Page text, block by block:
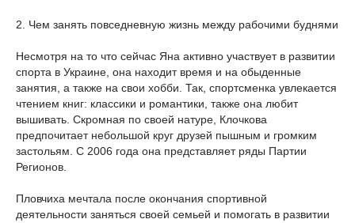
2. Чем занять повседневную жизнь между рабочими буднями
Несмотря на то что сейчас Яна активно участвует в развитии
спорта в Украине, она находит время и на обыденные
занятия, а также на свои хобби. Так, спортсменка увлекается
чтением книг: классики и романтики, также она любит
вышивать. Скромная по своей натуре, Клочкова
предпочитает небольшой круг друзей пышным и громким
застольям. С 2006 года она представляет ряды Партии
Регионов.
Пловчиха мечтала после окончания спортивной
деятельности заняться своей семьей и помогать в развитии